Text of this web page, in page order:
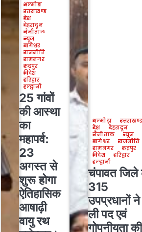
अल्मोड़ा
उत्तराखण्ड
देश
देहरादून
नैनीताल
न्यूज
बागेश्वर
राजनीति
रामनगर
रुद्रपुर
विदेश
हरिद्वार
हल्द्वानी
25 गांवों
की आस्था
का
महापर्व:
23
अगस्त से
शुरू होगा
ऐतिहासिक
आषाढ़ी
वायु रथ
अल्मोड़ा
देश
देहरादून
नैनीताल
न्यूज
बागेश्वर
राजनीति
रामनगर
रुद्रपुर
विदेश
हरिद्वार
हल्द्वानी
चंपावत
315
उपप्रधानों ने
ली पद एवं
गोपनीयता की